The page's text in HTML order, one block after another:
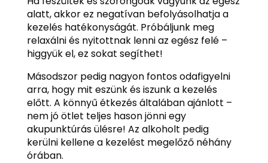
alatt, akkor ez negatívan befolyásolhatja a
kezelés hatékonyságát. Próbáljunk meg
relaxálni és nyitottnak lenni az egész felé –
higgyük el, ez sokat segíthet!
Másodszor pedig nagyon fontos odafigyelni
arra, hogy mit eszünk és iszunk a kezelés
előtt. A könnyű étkezés általában ajánlott –
nem jó ötlet teljes hason jönni egy
akupunktúrás ülésre! Az alkoholt pedig
kerülni kellene a kezelést megelőző néhány
órában.